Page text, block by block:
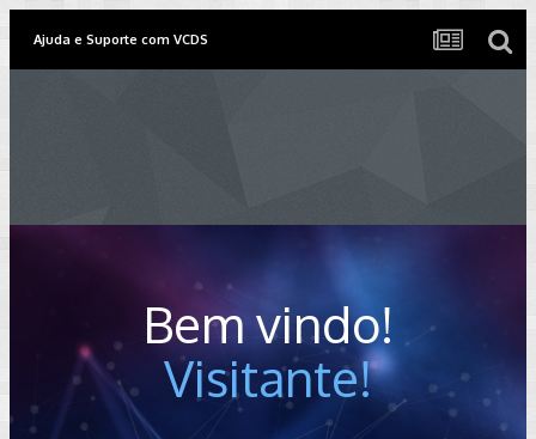
Ajuda e Suporte com VCDS
Bem vindo!
Visitante!